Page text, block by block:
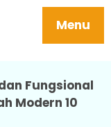
Menu
Ukuran Sd
Everest
Fungsional
Modern 10